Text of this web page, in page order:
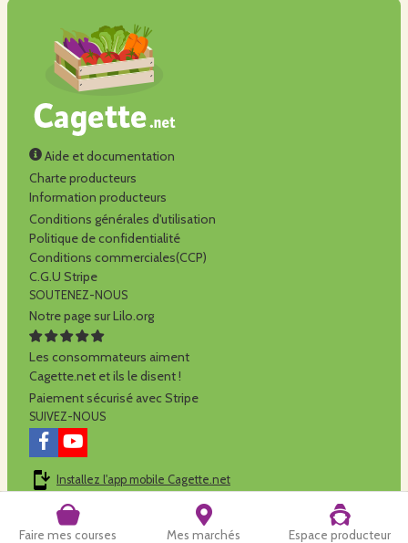
Faire mes courses Mes marchés Espace producteur
Aide et documentation
Charte producteurs
Information producteurs
Conditions générales d'utilisation
Politique de confidentialité
Conditions commerciales(CCP)
C.G.U Stripe
SOUTENEZ-NOUS
Notre page sur Lilo.org
Les consommateurs aiment
Cagette.net et ils le disent !
Paiement sécurisé avec Stripe
SUIVEZ-NOUS
Installez l'app mobile Cagette.net
Cagette.net est réalisé par la SCOP Alilo